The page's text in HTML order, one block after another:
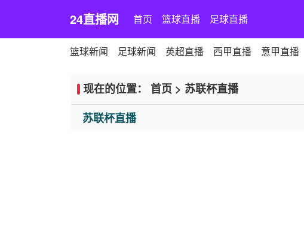
24直播网 首页 篮球直播 足球直播
篮球新闻 足球新闻 英超直播 西甲直播 意甲直播
现在的位置： 首页 > 苏联杯直播
苏联杯直播